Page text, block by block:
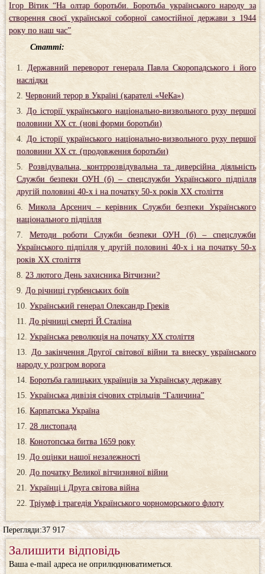
Ігор Вітик “На олтар боротьби. Боротьба українського народу за
створення своєї української соборної самостійної держави з 1944
року по наш час”
Статті:
Державний переворот генерала Павла Скоропадського і його
наслідки
Червоний терор в Україні (карателі «ЧеКа»)
До історії українського національно-визвольного руху першої
половини XX ст. (нові форми боротьби)
До історії українського національно-визвольного руху першої
половини XX ст. (продовження боротьби)
Розвідувальна, контррозвідувальна та диверсійна діяльність
Служби безпеки ОУН (б) – спецслужби Українського підпілля
другій половині 40-х і на початку 50-х років XX століття
Микола Арсенич – керівник Служби безпеки Українського
національного підпілля
Методи роботи Служби безпеки ОУН (б) – спецслужби
Українського підпілля у другій половині 40-х і на початку 50-х
років XX століття
23 лютого День захисника Вітчизни?
До річниці гурбенських боїв
Український генерал Олександр Греків
До річниці смерті Й.Сталіна
Українська революція на початку XX століття
До закінчення Другої світової війни та внеску українського
народу у розгром ворога
Боротьба галицьких українців за Українську державу
Українська дивізія січових стрільців “Галичина”
Карпатська Україна
28 листопада
Конотопська битва 1659 року
До оцінки нашої незалежності
До початку Великої вітчизняної війни
Українці і Друга світова війна
Тріумф і трагедія Українського чорноморського флоту
Перегляди:37 917
Залишити відповідь
Ваша e-mail адреса не оприлюднюватиметься.